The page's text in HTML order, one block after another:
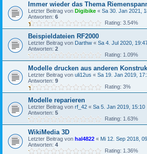
Immer wieder das Thema
Letzter Beitrag von Digibike « Sa 30. Jan 2021,
Antworten: 6
Rating: 3.54%
Beispieldateien RF2000
Letzter Beitrag von Darthw « Sa 4. Jul 2020,
Antworten: 2
Rating: 1.09%
Modelle drucken aus anderen
Letzter Beitrag von uli12us « Sa 19. Jan 2019,
Antworten: 9
Rating: 3%
Modelle reparieren
Letzter Beitrag von rf_42 « Sa 5. Jan 2019, 15:10
Antworten: 5
Rating: 1.63%
WikiMedia 3D
Letzter Beitrag von hal4822 « Mi 12. Sep 2018,
Antworten: 4
Rating: 1.36%